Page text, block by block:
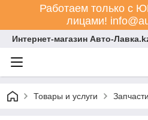
Работаем только
лицами!
Интернет-магазин Авто-
Товары и услуги